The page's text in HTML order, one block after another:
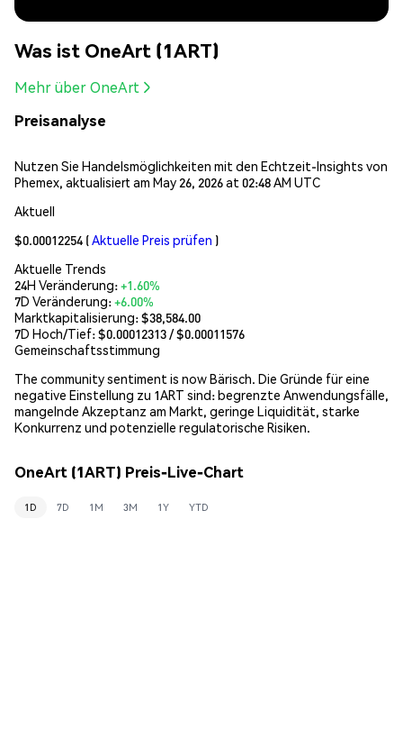
Was ist OneArt (1ART)
Mehr über OneArt
Preisanalyse
Nutzen Sie Handelsmöglichkeiten mit den Echtzeit-Insights von
Phemex, aktualisiert am May 26, 2026 at 02:48 AM UTC
Aktuell
$0.00012254 (Aktuelle Preis prüfen )
Aktuelle Trends
24H Veränderung:+1.60%
7D Veränderung:+6.00%
Marktkapitalisierung:$38,584.00
7D Hoch/Tief: $0.00012313/ $0.00011576
Gemeinschaftsstimmung
The community sentiment is now Bärisch. Die Gründe für eine
negative Einstellung zu 1ART sind: begrenzte Anwendungsfälle,
mangelnde Akzeptanz am Markt, geringe Liquidität, starke
Konkurrenz und potenzielle regulatorische Risiken.
OneArt (1ART) Preis-Live-Chart
1D 7D 1M 3M 1Y YTD